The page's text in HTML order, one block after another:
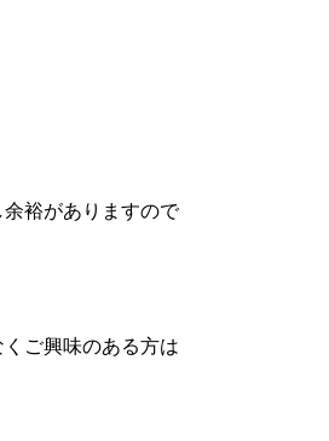
裕がありますので
ご興味のある方は